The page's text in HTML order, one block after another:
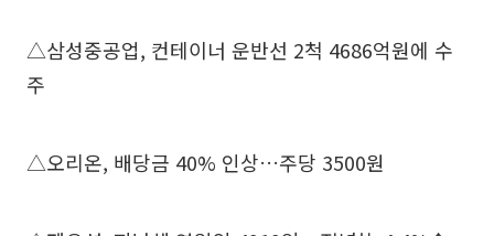
△삼성중공업, 컨테이너 운반선 2척 4686억원에 수
주
△오리온, 배당금 40% 인상…주당 3500원